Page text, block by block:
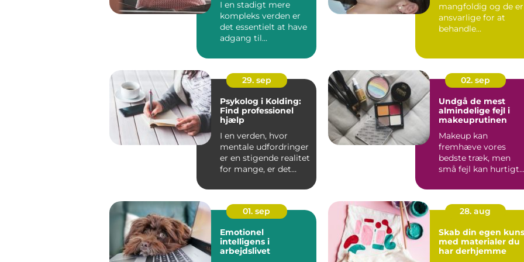
I en stadigt mere
kompleks verden er
det essentielt at have
adgang til
psykologisk r&ar...
mangfoldig og de er
ansvarlige for at
behandle
29. sep
Psykolog i Kolding:
Find professionel
hjælp
I en verden, hvor
mentale udfordringer
er en stigende realitet
for mange, er det
02. sep
Undgå de mest
almindelige fejl i
makeuprutinen
Makeup kan
fremhæve vores
bedste træk, men
små fejl kan hurtigt
01. sep
Emotionel
intelligens i
arbejdslivet
28. aug
Skab din egen
med materialer du
har derhjemme